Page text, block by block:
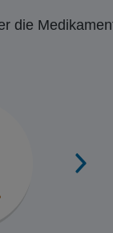
die